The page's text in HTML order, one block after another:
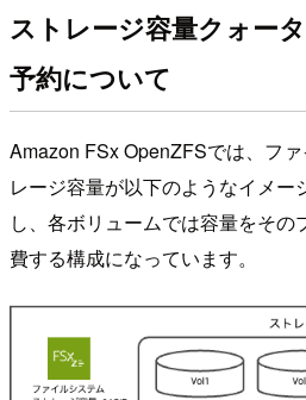
ストレージ容量クォー
予約について
Amazon FSx OpenZFSでは、フ
レージ容量が以下のようなイメー
し、各ボリュームでは容量をそ
費する構成になっています。